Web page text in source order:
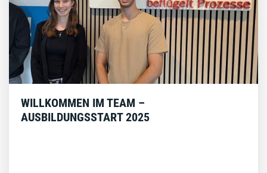
WILLKOMMEN IM TEAM –
AUSBILDUNGSSTART 2025